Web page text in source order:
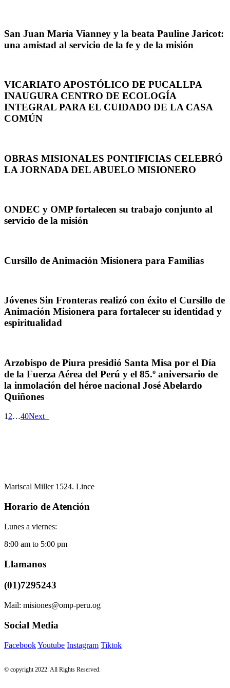
San Juan María Vianney y la beata Pauline Jaricot:
una amistad al servicio de la fe y de la misión
VICARIATO APOSTÓLICO DE PUCALLPA
INAUGURA CENTRO DE ECOLOGÍA
INTEGRAL PARA EL CUIDADO DE LA CASA
COMÚN
OBRAS MISIONALES PONTIFICIAS CELEBRÓ
LA JORNADA DEL ABUELO MISIONERO
ONDEC y OMP fortalecen su trabajo conjunto al
servicio de la misión
Cursillo de Animación Misionera para Familias
Jóvenes Sin Fronteras realizó con éxito el Cursillo de
Animación Misionera para fortalecer su identidad y
espiritualidad
Arzobispo de Piura presidió Santa Misa por el Día
de la Fuerza Aérea del Perú y el 85.º aniversario de
la inmolación del héroe nacional José Abelardo
Quiñones
1 2…40Next
Mariscal Miller 1524. Lince
Horario de Atención
Lunes a viernes:
8:00 am to 5:00 pm
Llamanos
(01)7295243
Mail: misiones@omp-peru.og
Social Media
FacebookYoutube Instagram Tiktok
© copyright 2022. All Rights Reserved.